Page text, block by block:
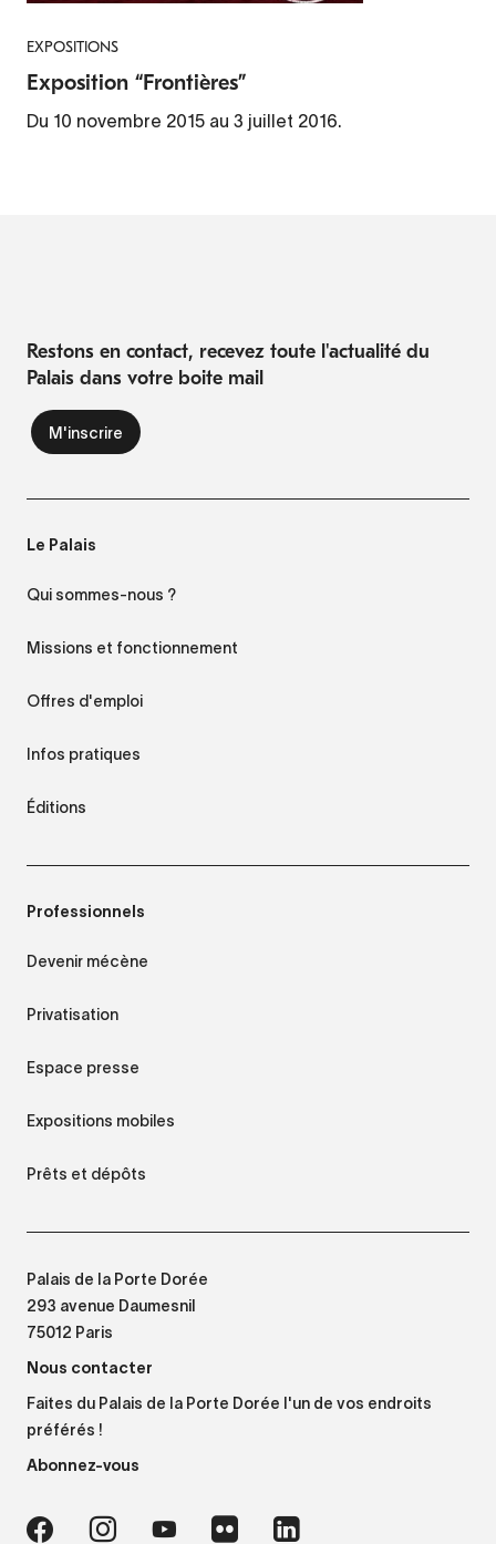
EXPOSITIONS
Exposition “Frontières”
Du 10 novembre 2015 au 3 juillet 2016.
Restons en contact, recevez toute l'actualité du
Palais dans votre boite mail
Le Palais
Qui sommes-nous ?
Missions et fonctionnement
Offres d'emploi
Infos pratiques
Éditions
Professionnels
Devenir mécène
Privatisation
Espace presse
Expositions mobiles
Prêts et dépôts
Palais de la Porte Dorée
293 avenue Daumesnil
75012 Paris
Nous contacter
Faites du Palais de la Porte Dorée l'un de vos endroits
préférés !
Abonnez-vous